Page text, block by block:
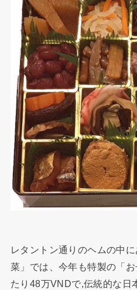
レタントン通りのヘムの中
菜」では、今年も特製の「
たり48万VNDで,伝統的な日